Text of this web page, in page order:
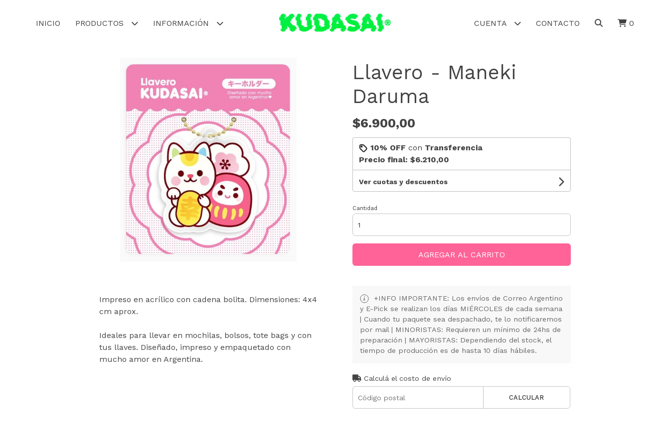
INICIO PRODUCTOS INFORMACIÓN CUENTA CONTACTO 0
Impreso en acrílico con cadena bolita. Dimensiones: 4x4
cm aprox.
Ideales para llevar en mochilas, bolsos, tote bags y con
tus llaves. Diseñado, impreso y empaquetado con
mucho amor en Argentina.
Llavero - Maneki
Daruma
$6.900,00
10% OFF con Transferencia
Precio final: $6.210,00
Ver cuotas y descuentos
Cantidad
AGREGAR AL CARRITO
+INFO IMPORTANTE: Los envíos de Correo Argentino
y E-Pick se realizan los días MIÉRCOLES de cada semana
| Cuando tu paquete sea despachado, te lo notificaremos
por mail | MINORISTAS: Requieren un mínimo de 24hs de
preparación | MAYORISTAS: Dependiendo del stock, el
tiempo de producción es de hasta 10 días hábiles.
Calculá el costo de envío
CALCULAR